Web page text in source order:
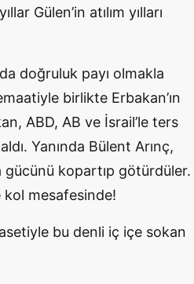
Gülen’in atılım yılları
doğruluk payı olmakla
birlikte Erbakan’ın
ABD, AB ve İsrail’le ters
Yanında Bülent Arınç,
gücünü kopartıp götürdüler.
kol mesafesinde!
bu denli iç içe sokan